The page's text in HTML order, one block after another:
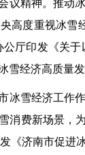
议精神。推动
高度重视冰雪
厅印发《关
雪经济高质量
冰雪经济工作
消费新场景，
《济南市促进